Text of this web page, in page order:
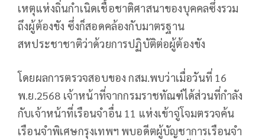
เหตุแห่งถิ่นกำเนิดเชื้อชาติศาสนาของบุคคลซึ่งรวม
ถึงผู้ต้องขัง ซึ่งก็สอดคล้องกับมาตรฐาน
สหประชาชาติว่าด้วยการปฏิบัติต่อผู้ต้องขัง
โดยผลการตรวจสอบของ กสม.พบว่าเมื่อวันที่ 16
พ.ย.2568 เจ้าหน้าที่จากกรมราชทัณฑ์ได้ส่วนที่กำลัง
กับเจ้าหน้าที่เรือนจำอื่น 11 แห่งเข้าจู่โจมตรวจค้น
เรือนจำพิเศษกรุงเทพฯ พบอดีตผู้บัญชาการเรือนจำ